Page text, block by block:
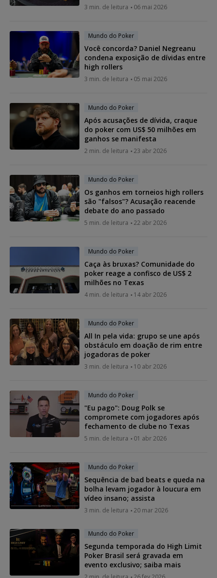
3 min. de leitura 06 mai 2026
Mundo do Poker
Você concorda? Daniel Negreanu
condena exposição de dívidas entre
high rollers
3 min. de leitura 05 mai 2026
Mundo do Poker
Após acusações de dívida, craque
do poker com US$ 50 milhões em
ganhos se manifesta
2 min. de leitura 23 abr 2026
Mundo do Poker
Os ganhos em torneios high rollers
são "falsos"? Acusação reacende
debate do ano passado
5 min. de leitura 22 abr 2026
Mundo do Poker
Caça às bruxas? Comunidade do
poker reage a confisco de US$ 2
milhões no Texas
4 min. de leitura 14 abr 2026
Mundo do Poker
All In pela vida: grupo se une após
obstáculo em doação de rim entre
jogadoras de poker
3 min. de leitura 10 abr 2026
Mundo do Poker
"Eu pago": Doug Polk se
compromete com jogadores após
fechamento de clube no Texas
5 min. de leitura 01 abr 2026
Mundo do Poker
Sequência de bad beats e queda na
bolha levam jogador à loucura em
vídeo insano; assista
3 min. de leitura 20 mar 2026
Mundo do Poker
Segunda temporada do High Limit
Poker Brasil será gravada em
evento exclusivo; saiba mais